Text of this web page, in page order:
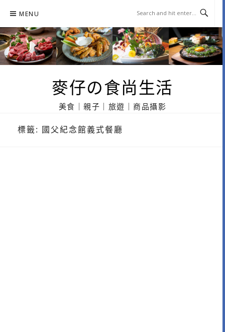
content
MENU
麥仔の食尚生活
美食｜親子｜旅遊｜商品攝影
標籤: 國父紀念館義式餐廳